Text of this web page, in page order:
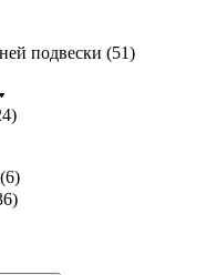
подвески (51)
)
6)
)